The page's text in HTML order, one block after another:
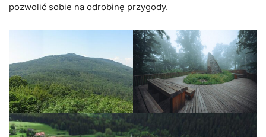
pozwolić sobie na odrobinę przygody.